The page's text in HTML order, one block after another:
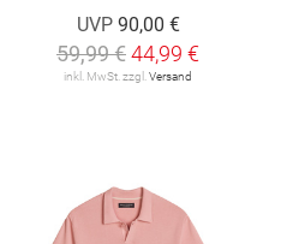
UVP 90,00 €
59,99 €44,99 €
inkl. MwSt. zzgl. Versand